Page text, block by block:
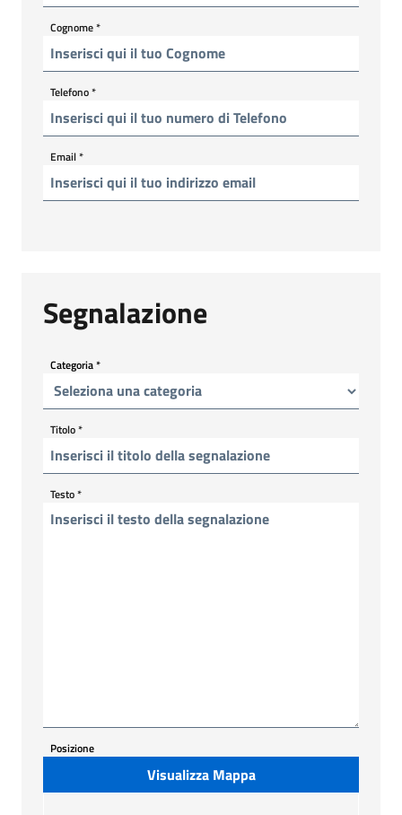
Cognome*
Telefono*
Email*
Segnalazione
Categoria*
Titolo*
Testo*
Posizione
Visualizza Mappa